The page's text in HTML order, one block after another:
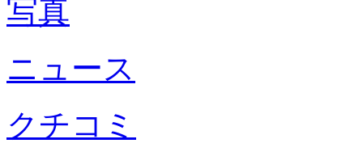
写真
ニュース
クチコミ